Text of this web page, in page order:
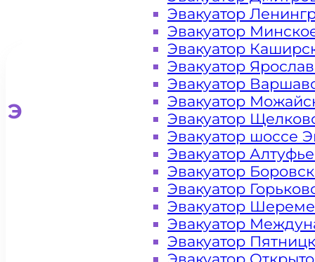
Эвакуатор для легковых
Эвакуатор
Эвакуатор
Эвакуатор
Эвакуатор
Эвакуатор
Эвакуатор
Эвакуатор
Эвакуатор шоссе
Эвакуатор
Эвакуатор
Эвакуатор
Эвакуатор
Эвакуатор
Эвакуатор